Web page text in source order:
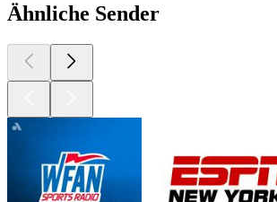
Ähnliche Sender